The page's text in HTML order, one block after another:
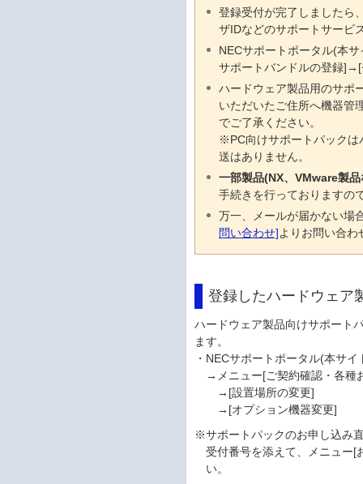
登録受付が完了しましたら
ザIDなどのサポートサービ
NECサポートポータル(本
サポートバンドルの登録
ハードウェア製品用のサポ
いただいたご住所へ機器管
でご了承ください。
※PC向けサポートパックは
送はありません。
一部製品(NX、VMware製
手続きを行っておりますの
万一、メールが届かない場
問い合わせ]よりお問い合わ
登録したハードウェア
ハードウェア製品向けサポート
ます。
・NECサポートポータル(本サ
→メニュー[ご契約確認・各種
→[設置場所の変更]
→[オプション機器変更]
※サポートパックのお申し込み
受付番号を添えて、メニュー
い。